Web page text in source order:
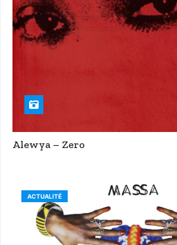
Alewya – Zero
ACTUALITÉ